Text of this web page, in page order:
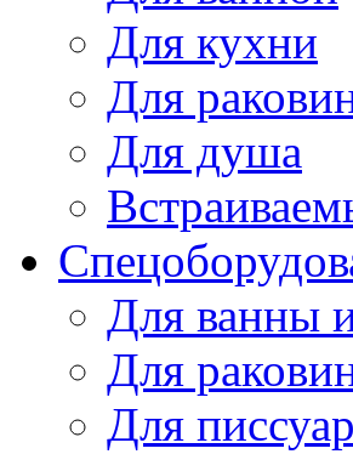
Для кухни
Для
Для душа
Для ванны
Для
Для